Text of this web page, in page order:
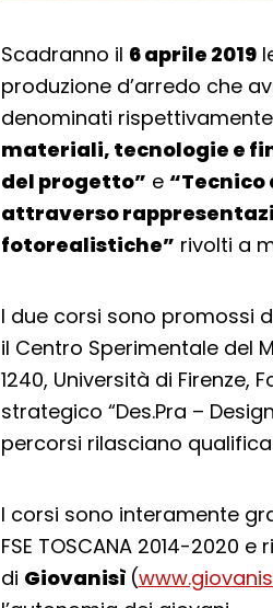
Scadranno il 6 aprile 2019
produzione d’arredo che
denominati rispettivamente
materiali, tecnologie e
del progetto” e
attraverso
fotorealistiche” rivolti a
I due corsi sono promossi
il Centro Sperimentale del
1240, Università di Firenze,
strategico “Des.Pra –
percorsi rilasciano qualifica
I corsi sono interamente
FSE TOSCANA 2014-2020
di Giovanisì (